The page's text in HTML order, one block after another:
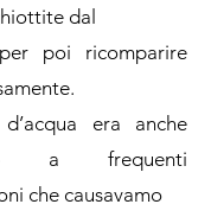
dal
poi ricomparire
era anche
a frequenti
che causavamo